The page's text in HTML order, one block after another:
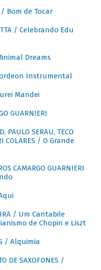
/ Bom de Tocar
/ Celebrando Edu
Dreams
Instrumental
Mandei
GUARNIERI
PAULO SERAU, TECO
COLARES / O Grande
CAMARGO GUARNIERI
/ Um Cantabile
de Chopin e Liszt
/ Alquimia
DE SAXOFONES /